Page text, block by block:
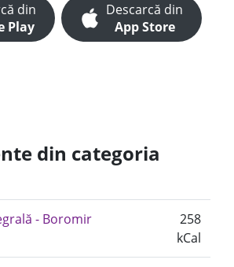
din
Play
Descarcă din
App Store
din categoria
- Boromir
258
kCal